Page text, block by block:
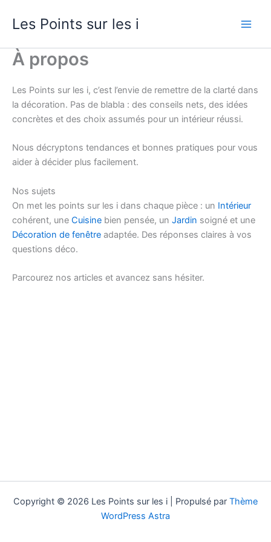
Les Points sur les i
À propos
Les Points sur les i, c’est l’envie de remettre de la clarté dans
la décoration. Pas de blabla : des conseils nets, des idées
concrètes et des choix assumés pour un intérieur réussi.
Nous décryptons tendances et bonnes pratiques pour vous
aider à décider plus facilement.
Nos sujets
On met les points sur les i dans chaque pièce : un Intérieur
cohérent, une Cuisine bien pensée, un Jardin soigné et une
Décoration de fenêtre adaptée. Des réponses claires à vos
questions déco.
Parcourez nos articles et avancez sans hésiter.
Copyright © 2026 Les Points sur les i | Propulsé par Thème
WordPress Astra